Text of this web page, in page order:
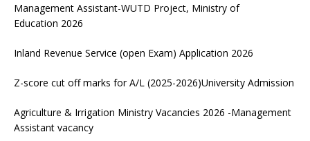
Management Assistant-WUTD Project, Ministry of
Education 2026
Inland Revenue Service (open Exam) Application 2026
Z-score cut off marks for A/L (2025-2026)University Admission
Agriculture & Irrigation Ministry Vacancies 2026 -Management
Assistant vacancy